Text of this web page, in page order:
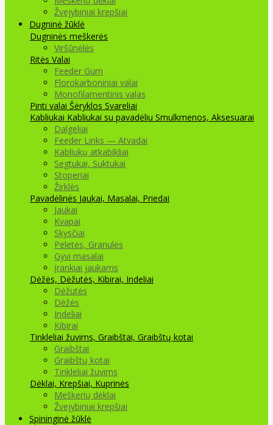
Žvejybiniai krepšiai
Dugninė žūklė
Dugninės meškerės
Viršūnėlės
Ritės Valai
Feeder Gum
Florokarboniniai valai
Monofilamentinis valas
Pinti valai Šėryklos Svareliai
Kabliukai Kabliukai su pavadėliu Smulkmenos, Aksesuarai
Dalgeliai
Feeder Links — Atvadai
Kabliukų atkabikliai
Segtukai, Suktukai
Stoperiai
Žirklės
Pavadėlinės Jaukai, Masalai, Priedai
Jaukai
Kvapai
Skysčiai
Peletės, Granulės
Gyvi masalai
Įrankiai jaukams
Dėžės, Dėžutės, Kibirai, Indeliai
Dėžutės
Dėžės
Indeliai
Kibirai
Tinkleliai žuvims, Graibštai, Graibštų kotai
Graibštai
Graibštų kotai
Tinkleliai žuvims
Dėklai, Krepšiai, Kuprinės
Meškerių dėklai
Žvejybiniai krepšiai
Spininginė žūklė